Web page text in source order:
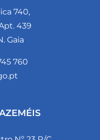
740,
439
Gaia
760